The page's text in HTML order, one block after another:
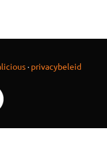
· privacybeleid